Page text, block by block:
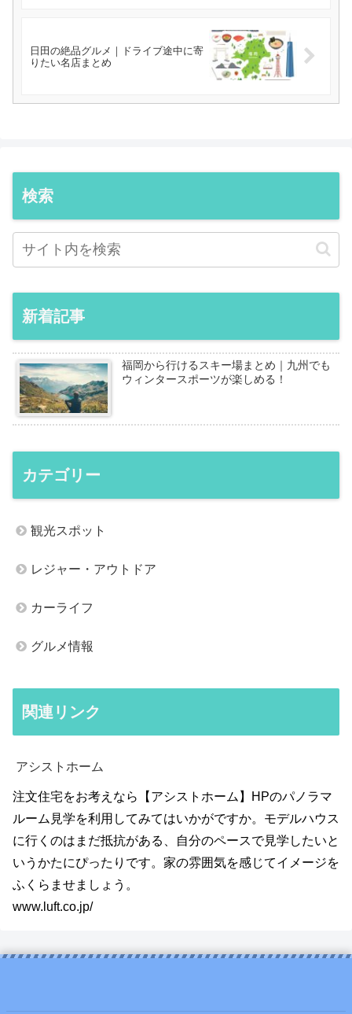
日田の絶品グルメ｜ドライブ途中に寄
りたい名店まとめ
検索
新着記事
福岡から行けるスキー場まとめ｜九州でも
ウィンタースポーツが楽しめる！
カテゴリー
観光スポット
レジャー・アウトドア
カーライフ
グルメ情報
関連リンク
アシストホーム
注文住宅をお考えなら【アシストホーム】HPのパノラマ
ルーム見学を利用してみてはいかがですか。モデルハウス
に行くのはまだ抵抗がある、自分のペースで見学したいと
いうかたにぴったりです。家の雰囲気を感じてイメージを
ふくらませましょう。
www.luft.co.jp/